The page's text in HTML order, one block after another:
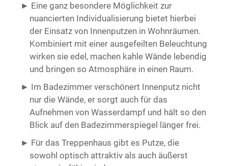
Eine ganz besondere Möglichkeit zur
nuancierten Individualisierung bietet hierbei
der Einsatz von Innenputzen in Wohnräumen.
Kombiniert mit einer ausgefeilten Beleuchtung
wirken sie edel, machen kahle Wände lebendig
und bringen so Atmosphäre in einen Raum.
Im Badezimmer verschönert Innenputz nicht
nur die Wände, er sorgt auch für das
Aufnehmen von Wasserdampf und hält so den
Blick auf den Badezimmerspiegel länger frei.
Für das Treppenhaus gibt es Putze, die
sowohl optisch attraktiv als auch äußerst